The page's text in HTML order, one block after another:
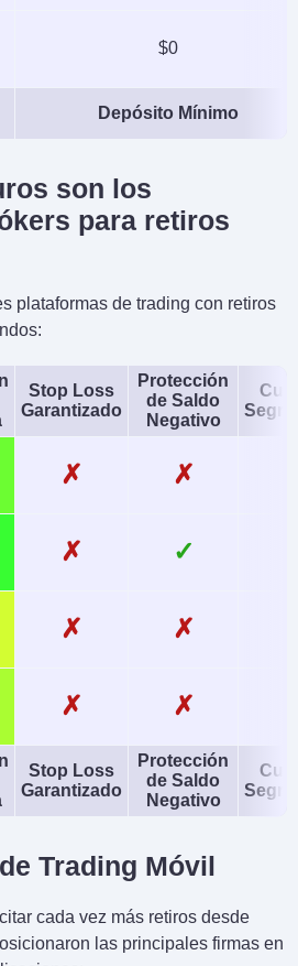
$0
Depósito Mínimo
son los
para retiros
plataformas de trading con retiros
Stop Loss
Garantizado
Protección
de Saldo
Negativo
✗ ✗
✗ ✓
✗ ✗
✗ ✗
Stop Loss
Garantizado
Protección
de Saldo
Negativo
Trading Móvil
cada vez más retiros desde
las principales firmas en